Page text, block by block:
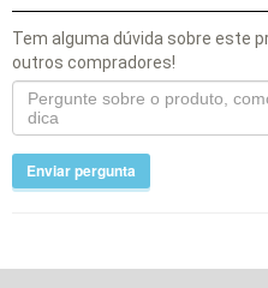
Tem alguma dúvida sobre este
outros compradores!
Enviar pergunta